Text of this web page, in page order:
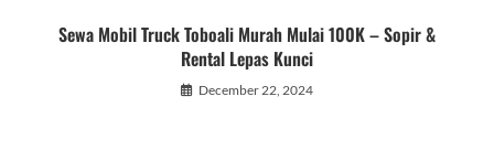
Sewa Mobil Truck Toboali Murah Mulai 100K – Sopir &
Rental Lepas Kunci
December 22, 2024